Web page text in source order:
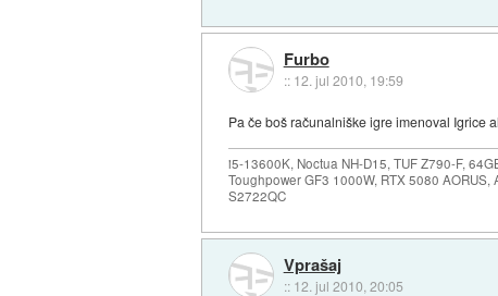
Furbo
:: 12. jul 2010, 19:59
Pa če boš računalniške igre imenoval Igrice
i5-13600K, Noctua NH-D15, TUF Z790-F,
Toughpower GF3 1000W, RTX 5080 AORUS,
S2722QC
Vprašaj
:: 12. jul 2010, 20:05